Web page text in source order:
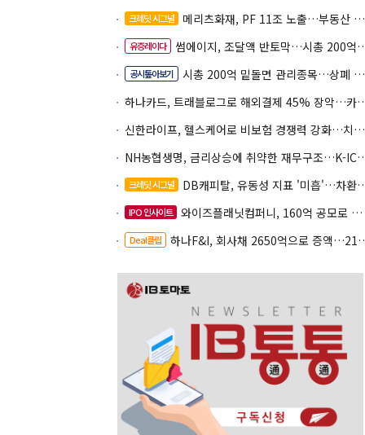
크레딧 시그널 메리츠화재, PF 11조 노출…부동산 사업성 저하 우려
유증레이다 썸에이지, 조달액 반토막…시총 200억 못 넘으면 철회
공시톺아보기
시총 200억 밑돌면 관리종목…상폐 피하려면
하나카드, 트래블로그로 해
신한라이프, 헬스케어로 비보험 경쟁력 강화…치매·간병 공략
NH농협생명, 금리상승에 취
크레딧 시그널 DB캐피탈, 유동성 지표 '미흡'…차환 부담 커진다
IPO 인사이트 와이즈플래닛컴퍼니, 160억 공모로 글로벌 확장
Deal클립 하나F&I, 회사채 2650억으로 증액…2150억은 차환